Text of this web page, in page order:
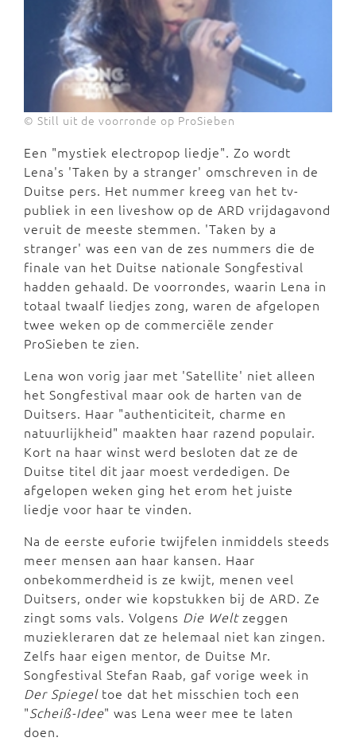
© Still uit de voorronde op ProSieben
Een "mystiek electropop liedje". Zo wordt
Lena's 'Taken by a stranger' omschreven in de
Duitse pers. Het nummer kreeg van het tv-
publiek in een liveshow op de ARD vrijdagavond
veruit de meeste stemmen. 'Taken by a
stranger' was een van de zes nummers die de
finale van het Duitse nationale Songfestival
hadden gehaald. De voorrondes, waarin Lena in
totaal twaalf liedjes zong, waren de afgelopen
twee weken op de commerciële zender
ProSieben te zien.
Lena won vorig jaar met 'Satellite' niet alleen
het Songfestival maar ook de harten van de
Duitsers. Haar "authenticiteit, charme en
natuurlijkheid" maakten haar razend populair.
Kort na haar winst werd besloten dat ze de
Duitse titel dit jaar moest verdedigen. De
afgelopen weken ging het erom het juiste
liedje voor haar te vinden.
Na de eerste euforie twijfelen inmiddels steeds
meer mensen aan haar kansen. Haar
onbekommerdheid is ze kwijt, menen veel
Duitsers, onder wie kopstukken bij de ARD. Ze
zingt soms vals. Volgens Die Weltzeggen
muziekleraren dat ze helemaal niet kan zingen.
Zelfs haar eigen mentor, de Duitse Mr.
Songfestival Stefan Raab, gaf vorige week in
Der Spiegeltoe dat het misschien toch een
"Scheiß-Idee" was Lena weer mee te laten
doen.